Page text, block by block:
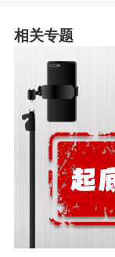
相关专题